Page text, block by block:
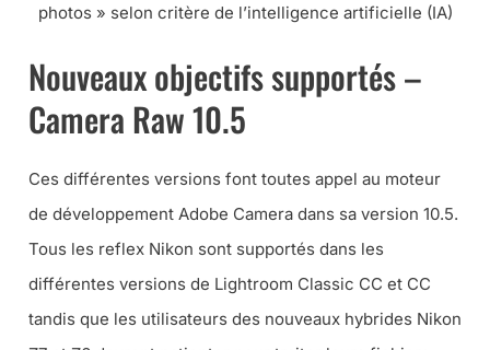
photos » selon critère de l’intelligence artificielle (IA)
Nouveaux objectifs supportés –
Camera Raw 10.5
Ces différentes versions font toutes appel au moteur
de développement Adobe Camera dans sa version 10.5.
Tous les reflex Nikon sont supportés dans les
différentes versions de Lightroom Classic CC et CC
tandis que les utilisateurs des nouveaux hybrides Nikon